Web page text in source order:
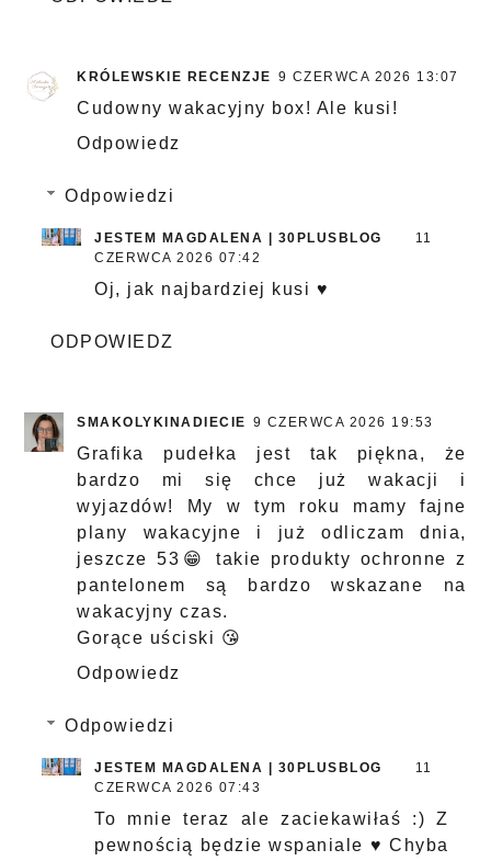
KRÓLEWSKIE RECENZJE 9 CZERWCA 2026 13:07
Cudowny wakacyjny box! Ale kusi!
Odpowiedz
Odpowiedzi
JESTEM MAGDALENA | 30PLUSBLOG
11
CZERWCA 2026 07:42
Oj, jak najbardziej kusi ♥
ODPOWIEDZ
SMAKOLYKINADIECIE 9 CZERWCA 2026 19:53
Grafika pudełka jest tak piękna, że
bardzo mi się chce już wakacji i
wyjazdów! My w tym roku mamy fajne
plany wakacyjne i już odliczam dnia,
jeszcze 53😁 takie produkty ochronne z
pantelonem są bardzo wskazane na
wakacyjny czas.
Gorące uściski 😘
Odpowiedz
Odpowiedzi
JESTEM MAGDALENA | 30PLUSBLOG
11
CZERWCA 2026 07:43
To mnie teraz ale zaciekawiłaś :) Z
pewnością będzie wspaniale ♥ Chyba